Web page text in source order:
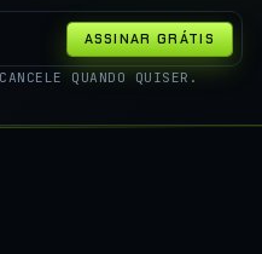
ASSINAR GRÁTIS
QUANDO QUISER.